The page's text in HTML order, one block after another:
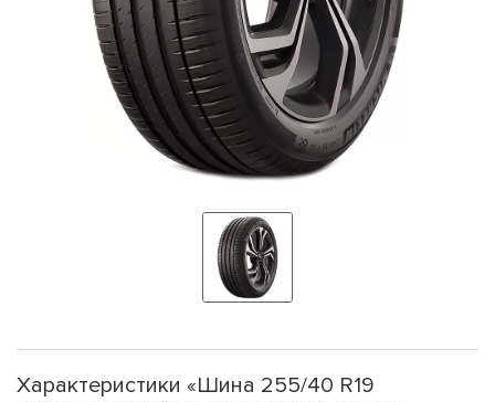
Характеристики «Шина 255/40 R19